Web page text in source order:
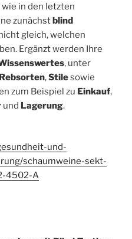
in den letzten
zunächstblind
gleich, welchen
Ergänzt werden Ihre
, unter
Rebsorten,Stilesowie
zum Beispiel zu Einkauf,
und Lagerung.
und-
schaumweine-sekt-
4502-A